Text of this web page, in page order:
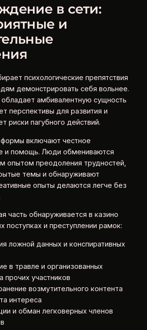
в сети:
и
психологические препятствия
демонстрировать себя вольнее.
амбивалентную сущность
перспективы для развития и
риски пагубного действий.
формы включают честное
и помощь. Люди обмениваются
опытом преодоления трудностей,
темы и обнаруживают
опыты делаются легче без
часть обнаруживается в казино
поступках и преступлении рамок:
ложной данных и конспиративных
в травле и организованных
прочих участников
возмутительного контента
интереса
и обман легковерных членов